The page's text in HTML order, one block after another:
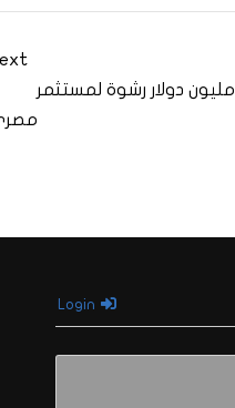
نائب يكشف صفقة الرفيل : 100 مليون دولار رشوة لمستثمر